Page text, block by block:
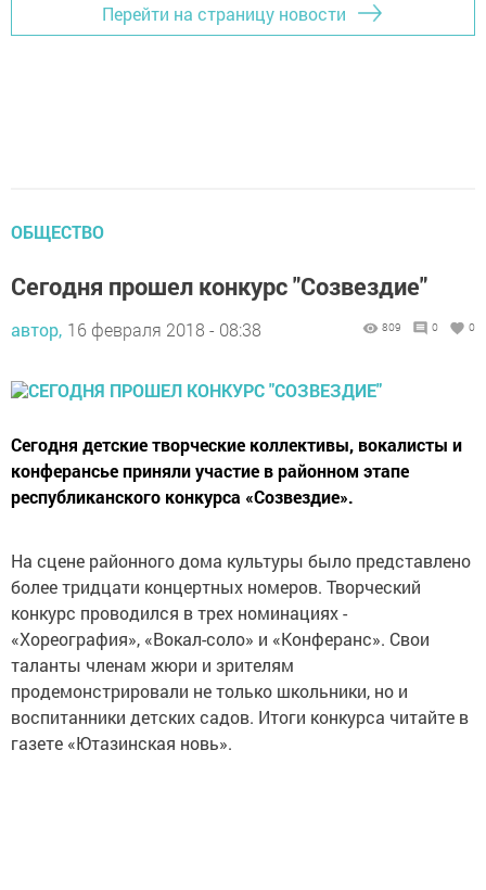
Перейти на страницу новости
ОБЩЕСТВО
Сегодня прошел конкурс "Созвездие"
автор, 16 февраля 2018 - 08:38 809 0 0
Сегодня детские творческие коллективы, вокалисты и
конферансье приняли участие в районном этапе
республиканского конкурса «Созвездие».
На сцене районного дома культуры было представлено
более тридцати концертных номеров. Творческий
конкурс проводился в трех номинациях -
«Хореография», «Вокал-соло» и «Конферанс». Свои
таланты членам жюри и зрителям
продемонстрировали не только школьники, но и
воспитанники детских садов. Итоги конкурса читайте в
газете «Ютазинская новь».